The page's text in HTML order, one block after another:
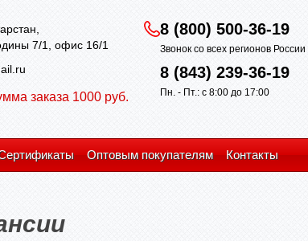
7/1, офис 16/1
заказа 1000 руб.
8 (800) 500-36-19
Звонок со всех регионов
8 (843) 239-36-19
Пн. - Пт.: с 8:00 до 17:00
Оптовым покупателям Контакты